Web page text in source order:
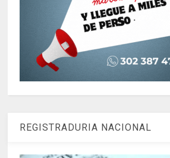
REGISTRADURIA NACIONAL